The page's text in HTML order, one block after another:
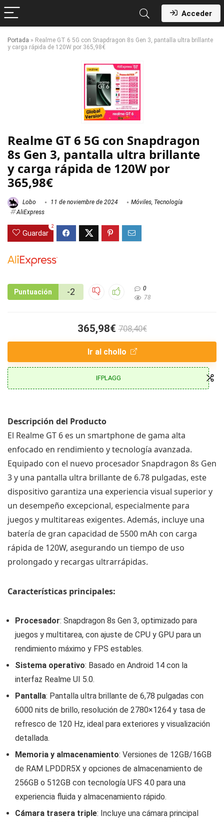
Acceder
Portada » Realme GT 6 5G con Snapdragon 8s Gen 3, pantalla ultra brillante
y carga rápida de 120W por 365,98€
Realme GT 6 5G con Snapdragon
8s Gen 3, pantalla ultra brillante
y carga rápida de 120W por
365,98€
Lobo 11 de noviembre de 2024 Móviles, Tecnología
AliExpress
Guardar
2
Puntuación -2
0
78
365,98€ 708,40€
Ir al chollo
IFPLAGG
Descripción del Producto
El Realme GT 6 es un smartphone de gama alta
enfocado en rendimiento y tecnología avanzada.
Equipado con el nuevo procesador Snapdragon 8s Gen
3 y una pantalla ultra brillante de 6.78 pulgadas, este
dispositivo garantiza una experiencia visual superior y
un desempeño excepcional, especialmente para
juegos y multitareas exigentes. Además, incluye una
batería de gran capacidad de 5500 mAh con carga
rápida de 120W, asegurando un tiempo de uso
prolongado y recargas ultrarrápidas.
Características principales:
Procesador: Snapdragon 8s Gen 3, optimizado para
juegos y multitarea, con ajuste de CPU y GPU para un
rendimiento máximo y FPS estables.
Sistema operativo: Basado en Android 14 con la
interfaz Realme UI 5.0.
Pantalla: Pantalla ultra brillante de 6,78 pulgadas con
6000 nits de brillo, resolución de 2780×1264 y tasa de
refresco de 120 Hz, ideal para exteriores y visualización
detallada.
Memoria y almacenamiento: Versiones de 12GB/16GB
de RAM LPDDR5X y opciones de almacenamiento de
256GB o 512GB con tecnología UFS 4.0 para una
experiencia fluida y almacenamiento rápido.
Cámara trasera triple: Incluye una cámara principal